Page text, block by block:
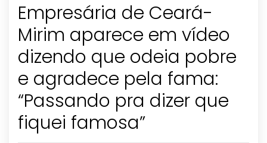
Empresária de Ceará-
Mirim aparece em vídeo
dizendo que odeia pobre
e agradece pela fama:
“Passando pra dizer que
fiquei famosa”